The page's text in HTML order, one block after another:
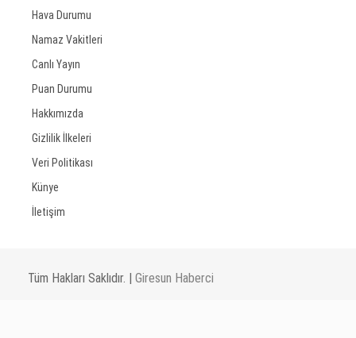
Hava Durumu
Namaz Vakitleri
Canlı Yayın
Puan Durumu
Hakkımızda
Gizlilik İlkeleri
Veri Politikası
Künye
İletişim
Tüm Hakları Saklıdır. | Giresun Haberci